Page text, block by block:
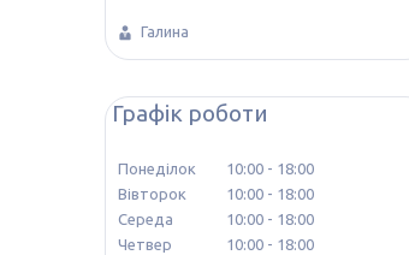
Галина
Графік роботи
Понеділок 10:00
18:00
Вівторок
10:00
18:00
Середа
10:00
18:00
Четвер
10:00
18:00